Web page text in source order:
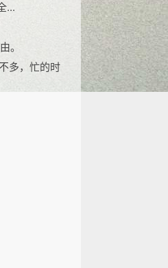
...
。
多，忙的时